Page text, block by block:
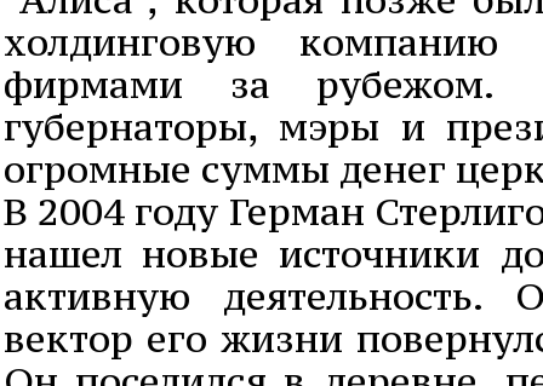
холдинговую
фирмами за рубежом.
губернаторы, мэры и
огромные суммы денег
В 2004 году Герман
нашел новые источники
активную
вектор его жизни